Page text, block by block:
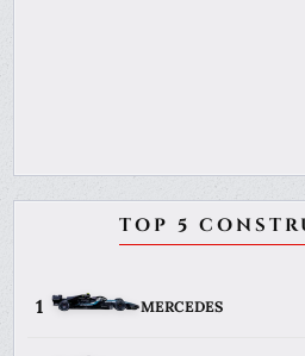
TOP 5
1 MERCEDES